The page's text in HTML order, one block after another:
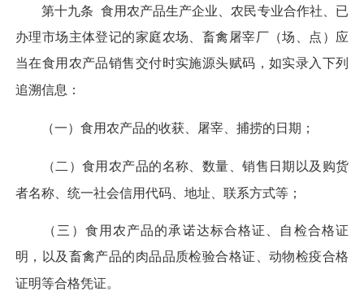
第十九条 食用农产品生产企业、农民专业合作社、已
办理市场主体登记的家庭农场、畜禽屠宰厂（场、点）应
当在食用农产品销售交付时实施源头赋码，如实录入下列
追溯信息：
（一）食用农产品的收获、屠宰、捕捞的日期；
（二）食用农产品的名称、数量、销售日期以及购货
者名称、统一社会信用代码、地址、联系方式等；
（三）食用农产品的承诺达标合格证、自检合格证
明，以及畜禽产品的肉品品质检验合格证、动物检疫合格
证明等合格凭证。